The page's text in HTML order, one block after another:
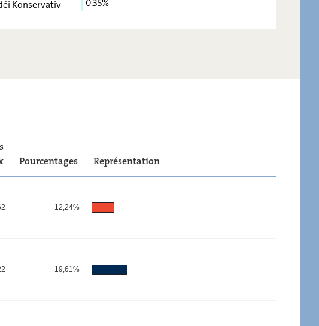
PIRATEN -
Konservativ
0.35%
Pourcentages Représentation
12,24%
19,61%